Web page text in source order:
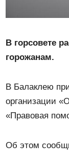
В горсовете
горожанам.
В Балаклею
организации
«Правовая
Об этом